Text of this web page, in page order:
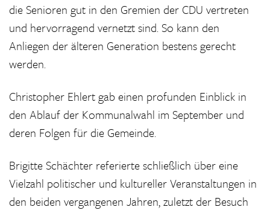
die Senioren gut in den Gremien der CDU vertreten
und hervorragend vernetzt sind. So kann den
Anliegen der älteren Generation bestens gerecht
werden.
Christopher Ehlert gab einen profunden Einblick in
den Ablauf der Kommunalwahl im September und
deren Folgen für die Gemeinde.
Brigitte Schächter referierte schließlich über eine
Vielzahl politischer und kultureller Veranstaltungen in
den beiden vergangenen Jahren, zuletzt der Besuch